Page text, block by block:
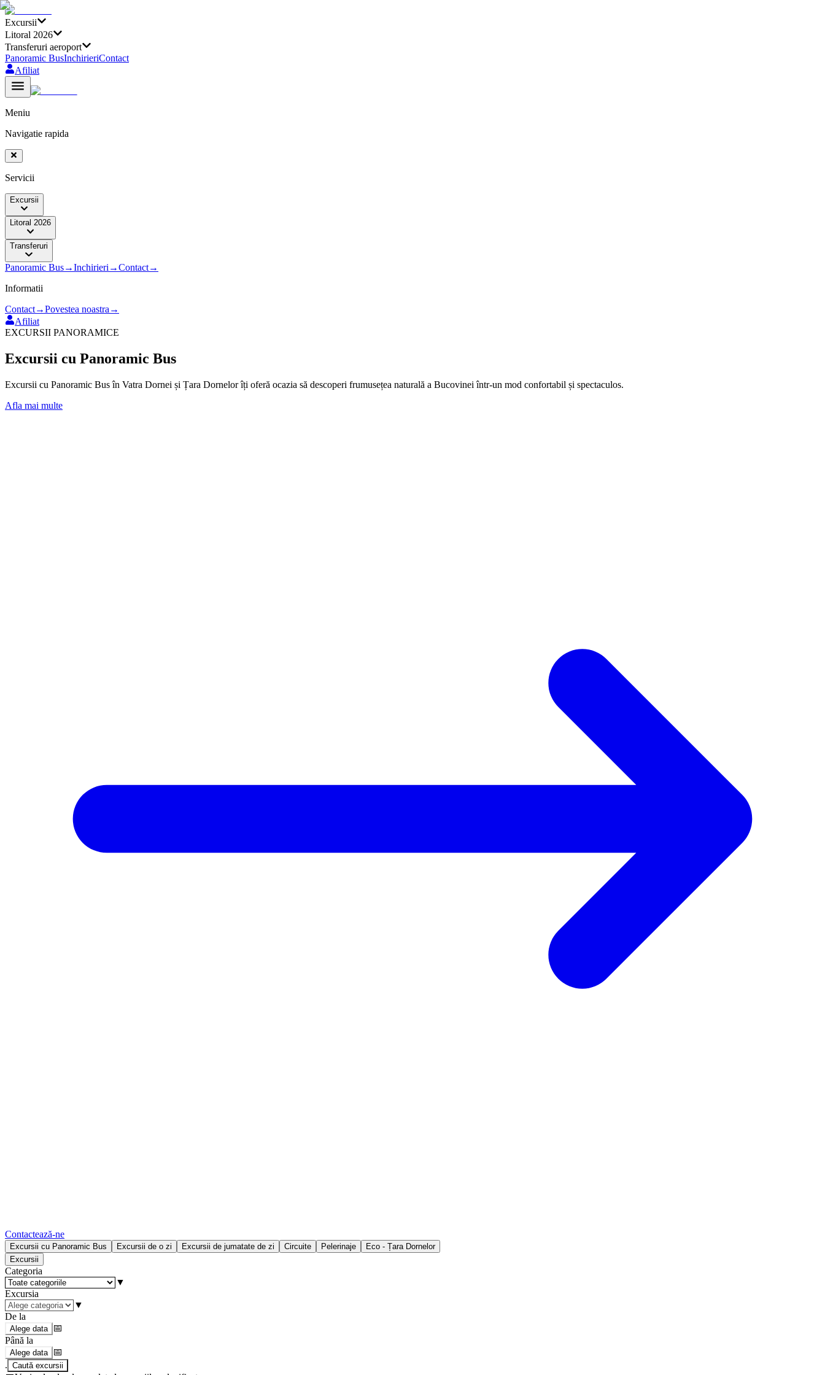
Excursii
Litoral 2026
Transferuri aeroport
Panoramic BusInchirieriContact
Afiliat
Meniu
Navigatie rapida
Servicii
Excursii
Litoral 2026
Transferuri
Panoramic Bus→Inchirieri →Contact→
Informatii
Contact→Povestea noastra →
Afiliat
EXCURSII PANORAMICE
Excursii cu Panoramic Bus
Excursii cu Panoramic Bus în Vatra Dornei și Țara Dornelor îți oferă ocazia să descoperi frumusețea naturală a Bucovinei într-un mod confortabil și spectaculos.
Afla mai multe
Contactează-ne
Excursii cu Panoramic Bus Excursii de o zi Excursii de jumatate de zi Circuite Pelerinaje
Eco - Țara Dornelor
Excursii
Categoria
▼
Excursia
▼
De la
Alege data
📅
Până la
Alege data
📅
. Caută excursii